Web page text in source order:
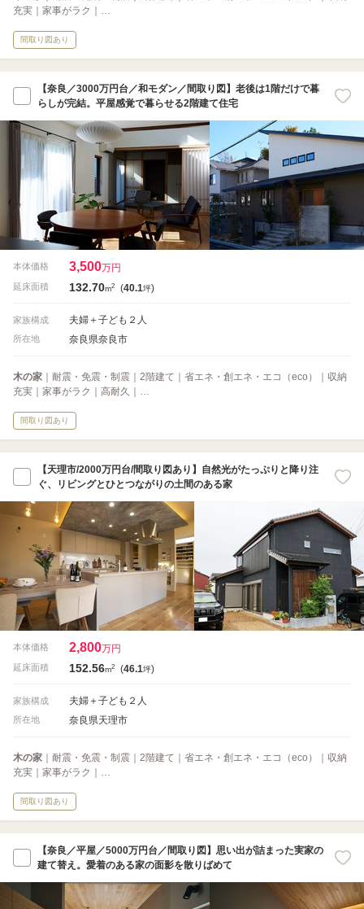
充実｜家事がラク｜…
間取り図あり
【奈良／3000万円台／和モダン／間取り図】老後は1階だけで暮
らしが完結。平屋感覚で暮らせる2階建て住宅
本体価格 3,500万円
延床面積 132.70m2 (40.1坪)
家族構成 夫婦＋子ども２人
所在地 奈良県奈良市
木の家 ｜耐震・免震・制震｜2階建て｜省エネ・創エネ・エコ（eco）｜収納
充実｜家事がラク｜高耐久｜…
間取り図あり
【天理市/2000万円台/間取り図あり】自然光がたっぷりと降り注
ぐ、リビングとひとつながりの土間のある家
本体価格 2,800万円
延床面積 152.56m2 (46.1坪)
家族構成 夫婦＋子ども２人
所在地 奈良県天理市
木の家 ｜耐震・免震・制震｜2階建て｜省エネ・創エネ・エコ（eco）｜収納
充実｜家事がラク｜…
間取り図あり
【奈良／平屋／5000万円台／間取り図】思い出が詰まった実家の
建て替え。愛着のある家の面影を散りばめて